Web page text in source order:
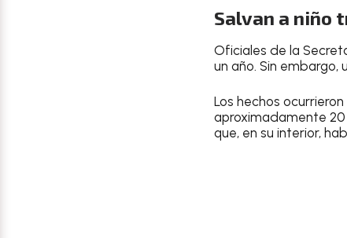
Salvan a niño
Oficiales de la
un año. Sin embargo,
Los hechos
aproximadamente
que, en su interior,